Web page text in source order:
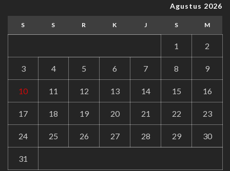
Agustus 2026
S S R K J S M
1 2
3 4 5 6 7 8 9
10 11 12 13 14 15 16
17 18 19 20 21 22 23
24 25 26 27 28 29 30
31